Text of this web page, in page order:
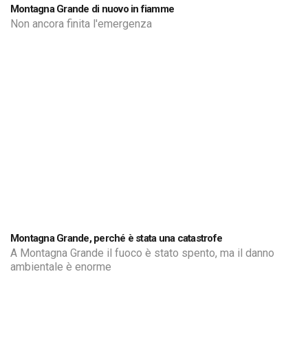
Montagna Grande di nuovo in fiamme
Non ancora finita l'emergenza
Montagna Grande, perché è stata una catastrofe
A Montagna Grande il fuoco è stato spento, ma il danno
ambientale è enorme